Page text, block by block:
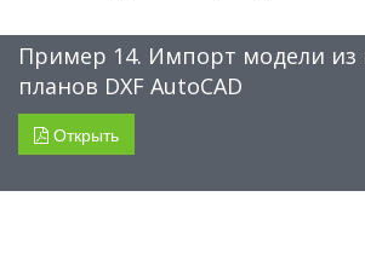
Пример 14. Импорт модели из
планов DXF AutoCAD
Открыть